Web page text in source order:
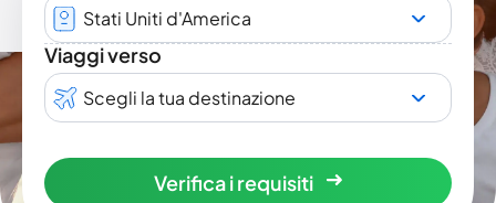
Stati Uniti d'America
Viaggi verso
Scegli la tua destinazione
Verifica i requisiti